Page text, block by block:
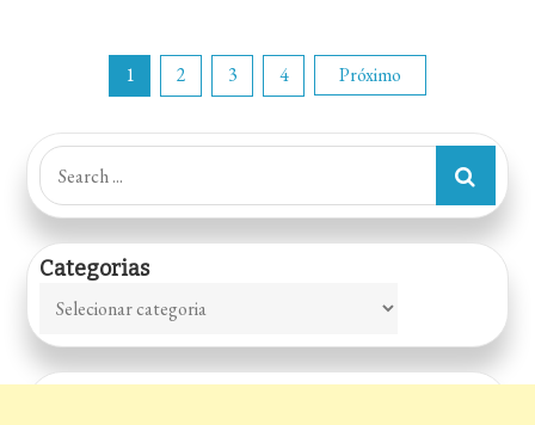
Paginação
de
posts
1 2 3 4 Próximo
Search
for:
Categorias
Categorias